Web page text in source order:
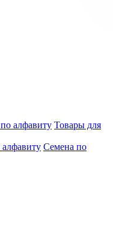
алфавиту Товары для
алфавиту Семена по